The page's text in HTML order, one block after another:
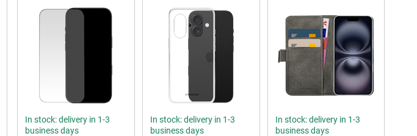
In stock: delivery in 1-3
business days
In stock: delivery in 1-3
business days
In stock: delivery in 1-3
business days